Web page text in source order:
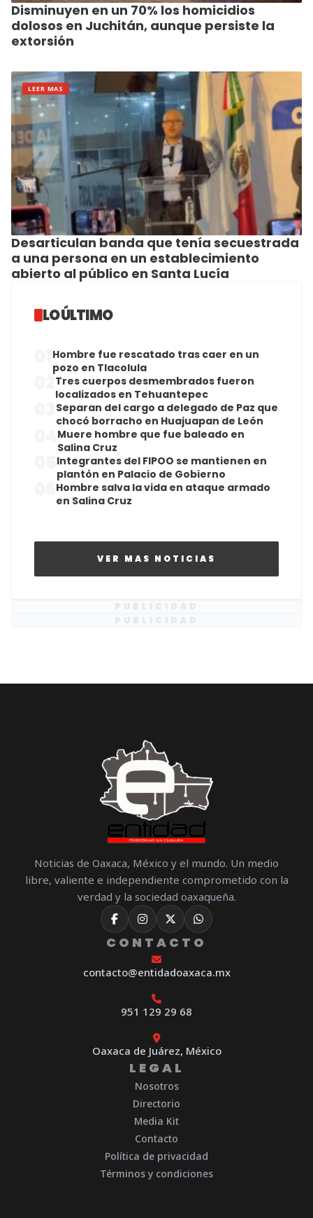
Disminuyen en un 70% los homicidios
dolosos en Juchitán, aunque persiste la
extorsión
LEER MAS
Desarticulan banda que tenía secuestrada
a una persona en un establecimiento
abierto al público en Santa Lucía
LO ÚLTIMO
Hombre fue rescatado tras caer en un
pozo en Tlacolula
Tres cuerpos desmembrados fueron
localizados en Tehuantepec
Separan del cargo a delegado de Paz que
chocó borracho en Huajuapan de León
Muere hombre que fue baleado en
Salina Cruz
Integrantes del FIPOO se mantienen en
plantón en Palacio de Gobierno
Hombre salva la vida en ataque armado
en Salina Cruz
VER MAS NOTICIAS
Noticias de Oaxaca, México y el mundo. Un medio
libre, valiente e independiente comprometido con la
verdad y la sociedad oaxaqueña.
CONTACTO
contacto@entidadoaxaca.mx
951 129 29 68
Oaxaca de Juárez, México
LEGAL
Nosotros
Directorio
Media Kit
Contacto
Política de privacidad
Términos y condiciones